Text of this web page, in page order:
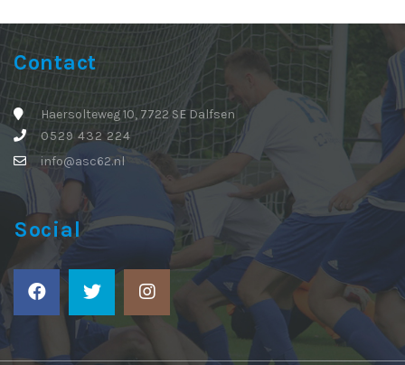
Contact
Haersolteweg 10, 7722 SE Dalfsen
0529 432 224
info@asc62.nl
Social